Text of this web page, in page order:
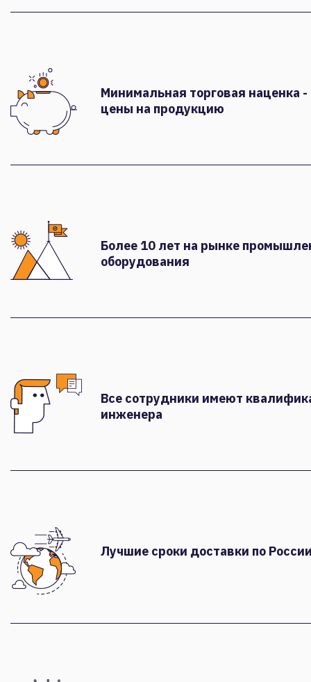
Минимальная торговая наценка
цены на продукцию
Более 10 лет на рынке
оборудования
Все сотрудники имеют
инженера
Лучшие сроки доставки по